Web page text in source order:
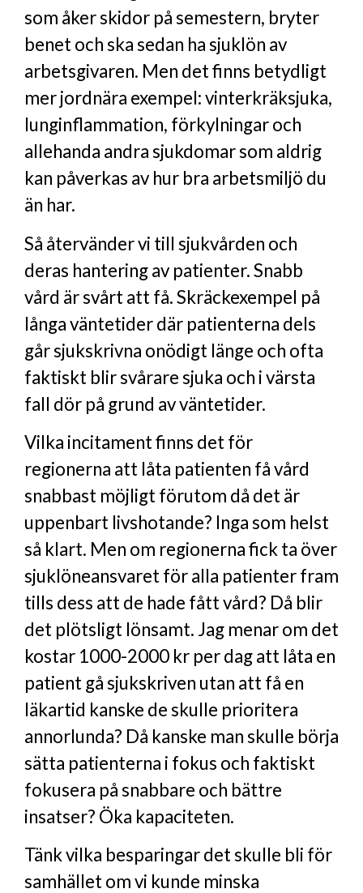
som åker skidor på semestern, bryter
benet och ska sedan ha sjuklön av
arbetsgivaren. Men det finns betydligt
mer jordnära exempel: vinterkräksjuka,
lunginflammation, förkylningar och
allehanda andra sjukdomar som aldrig
kan påverkas av hur bra arbetsmiljö du
än har.
Så återvänder vi till sjukvården och
deras hantering av patienter. Snabb
vård är svårt att få. Skräckexempel på
långa väntetider där patienterna dels
går sjukskrivna onödigt länge och ofta
faktiskt blir svårare sjuka och i värsta
fall dör på grund av väntetider.
Vilka incitament finns det för
regionerna att låta patienten få vård
snabbast möjligt förutom då det är
uppenbart livshotande? Inga som helst
så klart. Men om regionerna fick ta över
sjuklöneansvaret för alla patienter fram
tills dess att de hade fått vård? Då blir
det plötsligt lönsamt. Jag menar om det
kostar 1000-2000 kr per dag att låta en
patient gå sjukskriven utan att få en
läkartid kanske de skulle prioritera
annorlunda? Då kanske man skulle börja
sätta patienterna i fokus och faktiskt
fokusera på snabbare och bättre
insatser? Öka kapaciteten.
Tänk vilka besparingar det skulle bli för
samhället om vi kunde minska